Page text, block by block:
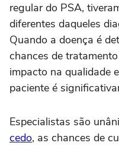
regular do PSA,
diferentes daqueles
Quando a doença é
chances de
impacto na qualidade
paciente é
Especialistas são
cedo, as chances de